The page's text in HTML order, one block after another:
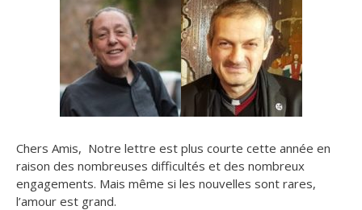
Chers Amis, Notre lettre est plus courte cette année en
raison des nombreuses difficultés et des nombreux
engagements. Mais même si les nouvelles sont rares,
l’amour est grand.